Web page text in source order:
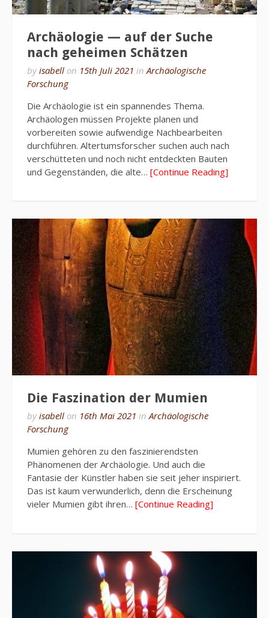
Archäologie — auf der Suche
nach geheimen Schätzen
byisabell on 15th Juli 2021 in Archäologische
Forschung
Die Archäologie ist ein spannendes Thema.
Archäologen müssen Projekte planen und
vorbereiten sowie aufwendige Nachbearbeiten
durchführen. Altertumsforscher suchen auch nach
verschütteten und noch nicht entdeckten Bauten
und Gegenständen, die alte… [Continue Reading]
Die Faszination der Mumien
byisabell on 16th Mai 2021 inArchäologische
Forschung
Mumien gehören zu den faszinierendsten
Phänomenen der Archäologie. Und auch die
Fantasie der Künstler haben sie seit jeher inspiriert.
Das ist kaum verwunderlich, denn die Erscheinung
vieler Mumien gibt ihren… [Continue Reading]